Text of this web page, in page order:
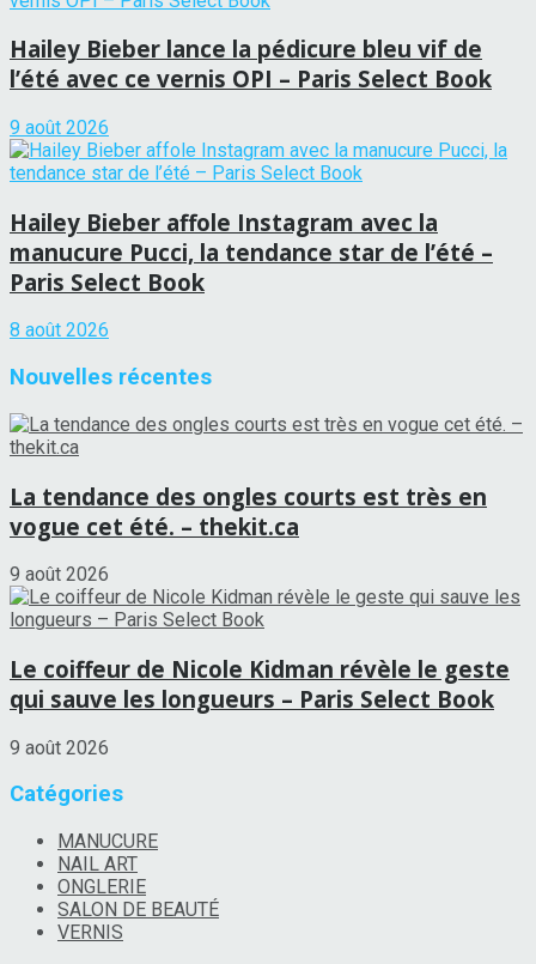
Hailey Bieber lance la pédicure bleu vif de
l’été avec ce vernis OPI – Paris Select Book
9 août 2026
Hailey Bieber affole Instagram avec la
manucure Pucci, la tendance star de l’été –
Paris Select Book
8 août 2026
Nouvelles récentes
La tendance des ongles courts est très en
vogue cet été. – thekit.ca
9 août 2026
Le coiffeur de Nicole Kidman révèle le geste
qui sauve les longueurs – Paris Select Book
9 août 2026
Catégories
MANUCURE
NAIL ART
ONGLERIE
SALON DE BEAUTÉ
VERNIS